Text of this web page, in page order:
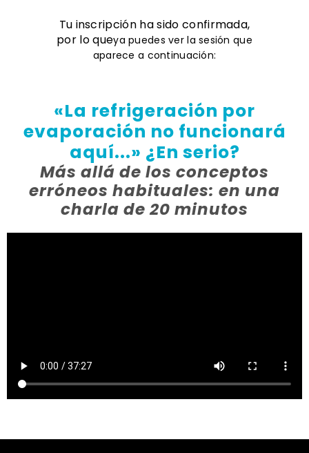
Tu inscripción ha sido confirmada,
por lo queya puedes ver la sesión que
aparece a continuación:
«La refrigeración por
evaporación no funcionará
aquí...» ¿En serio?
Más allá de los conceptos
erróneos habituales: en una
charla de 20 minutos